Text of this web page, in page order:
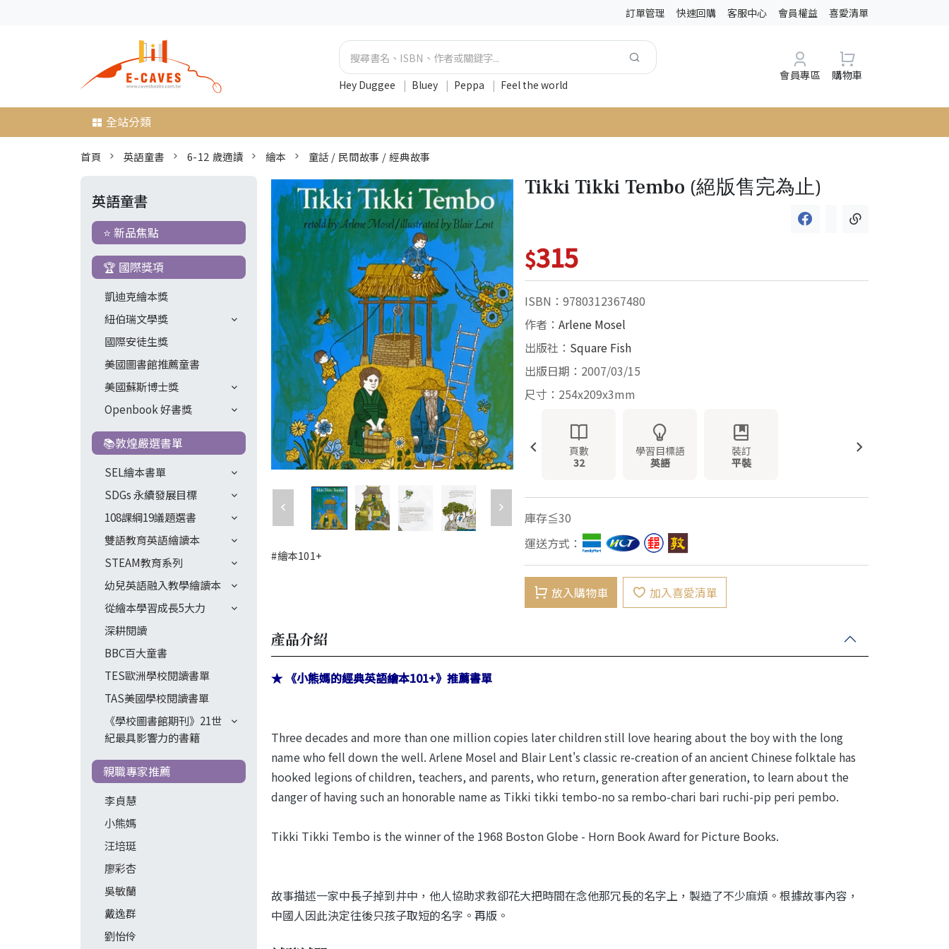
訂單管理 快速回購 客服中心 會員權益 喜愛清單
Hey Duggee | Bluey | Peppa | Feel the world
會員專區 購物車
全站分類
首頁 英語童書 6-12 歲適讀 繪本 童話 / 民間故事 / 經典故事
英語童書
⭐ 新品焦點
🏆 國際獎項
凱迪克繪本獎
紐伯瑞文學獎
國際安徒生獎
美國圖書館推薦童書
美國蘇斯博士獎
Openbook 好書獎
📚敦煌嚴選書單
SEL繪本書單
SDGs 永續發展目標
108課綱19議題選書
雙語教育英語繪讀本
STEAM教育系列
幼兒英語融入教學繪讀本
從繪本學習成長5大力
深耕閱讀
BBC百大童書
TES歐洲學校閱讀書單
TAS美國學校閱讀書單
《學校圖書館期刊》21世
紀最具影響力的書籍
親職專家推薦
李貞慧
小熊媽
汪培珽
廖彩杏
吳敏蘭
戴逸群
劉怡伶
#繪本101+
Tikki Tikki Tembo (絕版售完為止)
$315
ISBN：9780312367480
作者：Arlene Mosel
出版社： Square Fish
出版日期：2007/03/15
尺寸：254x209x3mm
頁數
32
學習目標語
英語
裝訂
平裝
庫存≦30
運送方式：
放入購物車 加入喜愛清單
產品介紹
★ 《小熊媽的經典英語繪本101+》推薦書單
Three decades and more than one million copies later children still love hearing about the boy with the long
name who fell down the well. Arlene Mosel and Blair Lent's classic re-creation of an ancient Chinese folktale has
hooked legions of children, teachers, and parents, who return, generation after generation, to learn about the
danger of having such an honorable name as Tikki tikki tembo-no sa rembo-chari bari ruchi-pip peri pembo.
Tikki Tikki Tembo is the winner of the 1968 Boston Globe - Horn Book Award for Picture Books.
故事描述一家中長子掉到井中，他人協助求救卻花大把時間在念他那冗長的名字上，製造了不少麻煩。根據故事內容，
中國人因此決定往後只孩子取短的名字。再版。